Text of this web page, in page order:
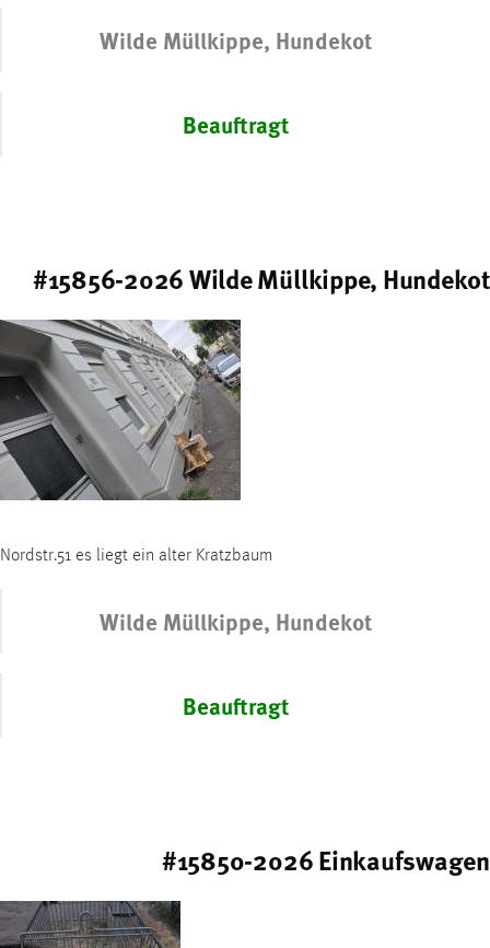
Wilde Müllkippe, Hundekot
Beauftragt
#15856-2026 Wilde Müllkippe, Hundekot
Nordstr.51 es liegt ein alter Kratzbaum
Wilde Müllkippe, Hundekot
Beauftragt
#15850-2026 Einkaufswagen